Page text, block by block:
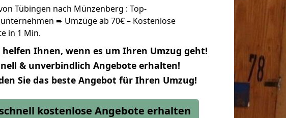
Tübingen nach Münzenberg : Top-
➨ Umzüge ab 70€ – Kostenlose
in 1 Min.
helfen Ihnen, wenn es um Ihren Umzug geht!
& unverbindlich Angebote erhalten!
Sie das beste Angebot für Ihren Umzug!
kostenlose Angebote erhalten